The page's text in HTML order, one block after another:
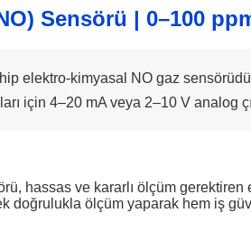
Sensörü | 0–100
elektro-kimyasal NO gaz
için 4–20 mA veya 2–10 V analog
hassas ve kararlı ölçüm
doğrulukla ölçüm yaparak hem iş